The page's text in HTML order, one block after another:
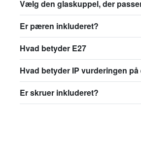
Vælg den glaskuppel, der
Er pæren inkluderet?
Hvad betyder E27
Hvad betyder IP vurderingen
Er skruer inkluderet?